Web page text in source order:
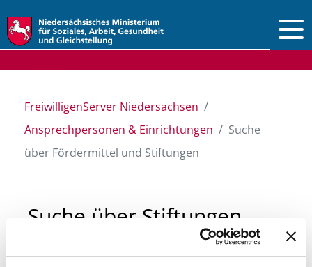
FreiwilligenServer Niedersachsen
Ansprechpersonen & Einrichtungen
Suche
über Fördermittel und Stiftungen
Suche über Stiftungen
und Fördermittel